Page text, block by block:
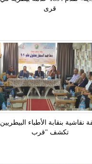
قرى
نقاشية بنقابة الأطباء البيطريين
تكشف "قرب